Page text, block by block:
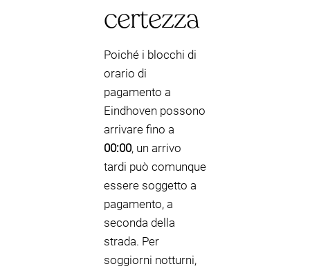
certezza
Poiché i blocchi di
orario di
pagamento a
Eindhoven possono
arrivare fino a
00:00, un arrivo
tardi può comunque
essere soggetto a
pagamento, a
seconda della
strada. Per
soggiorni notturni,